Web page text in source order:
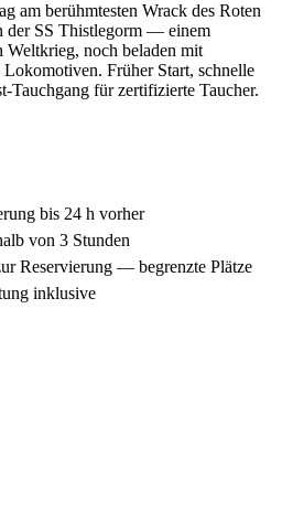
am berühmtesten Wrack des Roten
der SS Thistlegorm — einem
Weltkrieg, noch beladen mit
Früher Start, schnelle
für zertifizierte Taucher.
bis 24 h vorher
von 3 Stunden
Reservierung — begrenzte Plätze
inklusive